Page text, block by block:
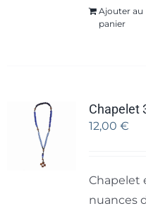
Ajouter au
panier
Chapelet
12,00 €
Chapelet
nuances